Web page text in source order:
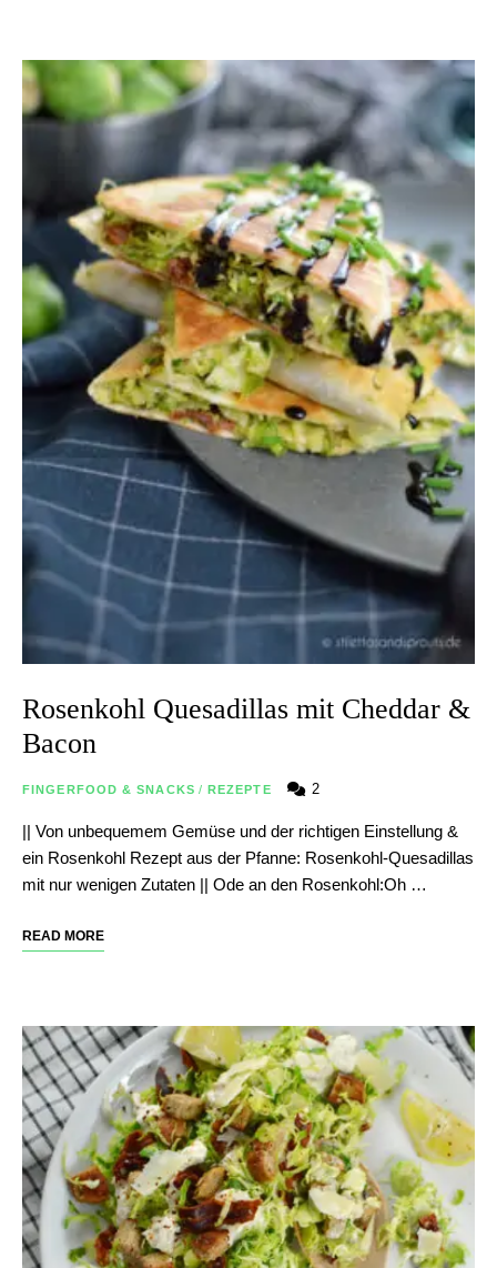
Rosenkohl Quesadillas mit Cheddar &
Bacon
FINGERFOOD & SNACKS / REZEPTE 2
|| Von unbequemem Gemüse und der richtigen Einstellung &
ein Rosenkohl Rezept aus der Pfanne: Rosenkohl-Quesadillas
mit nur wenigen Zutaten || Ode an den Rosenkohl:Oh …
READ MORE